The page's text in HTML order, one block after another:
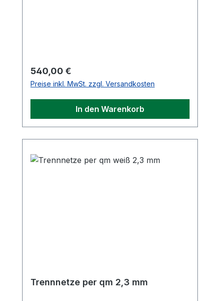
cm. Komplett mit 38 m langem Stahlseil, 2
Spannschlössern. 200 g/m
Bleibeschwerung, sowie 3 verzinkten
Karabinerhaken pro Meter. Größe 40 m x
Regulärer Preis:
540,00 €
Preise inkl. MwSt. zzgl. Versandkosten
In den Warenkorb
Trennnetze per qm 2,3 mm